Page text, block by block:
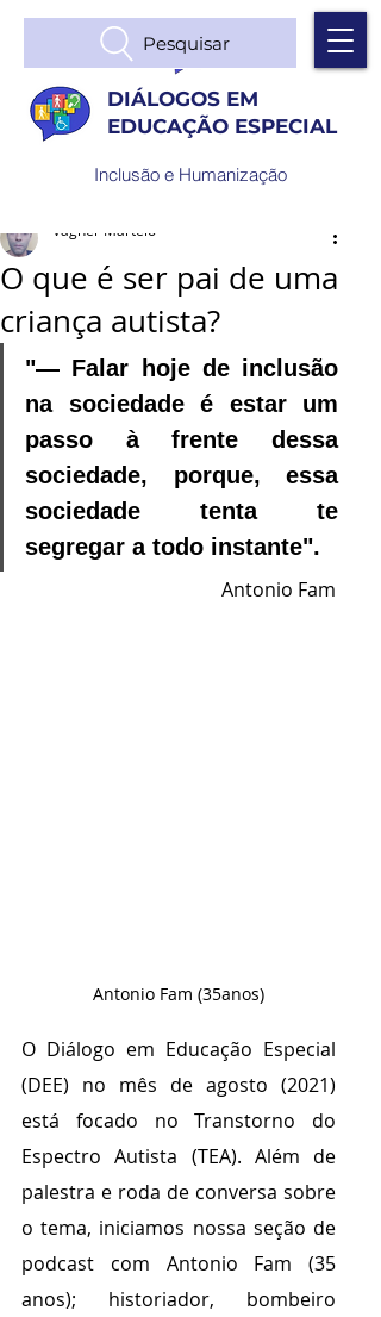
DIÁLOGOS EM
EDUCAÇÃO ESPECIAL
Inclusão e Humanização
Pesquisar
O que é ser pai de uma
criança autista?
Vagner Martelo
"— Falar hoje de inclusão
na sociedade é estar um
passo à frente dessa
sociedade, porque, essa
sociedade tenta te
segregar a todo instante".
Antonio Fam
Antonio Fam (35anos)
O Diálogo em Educação Especial
(DEE) no mês de agosto (2021)
está focado no Transtorno do
Espectro Autista (TEA). Além de
palestra e roda de conversa sobre
o tema, iniciamos nossa seção de
podcast com Antonio Fam (35
anos); historiador, bombeiro